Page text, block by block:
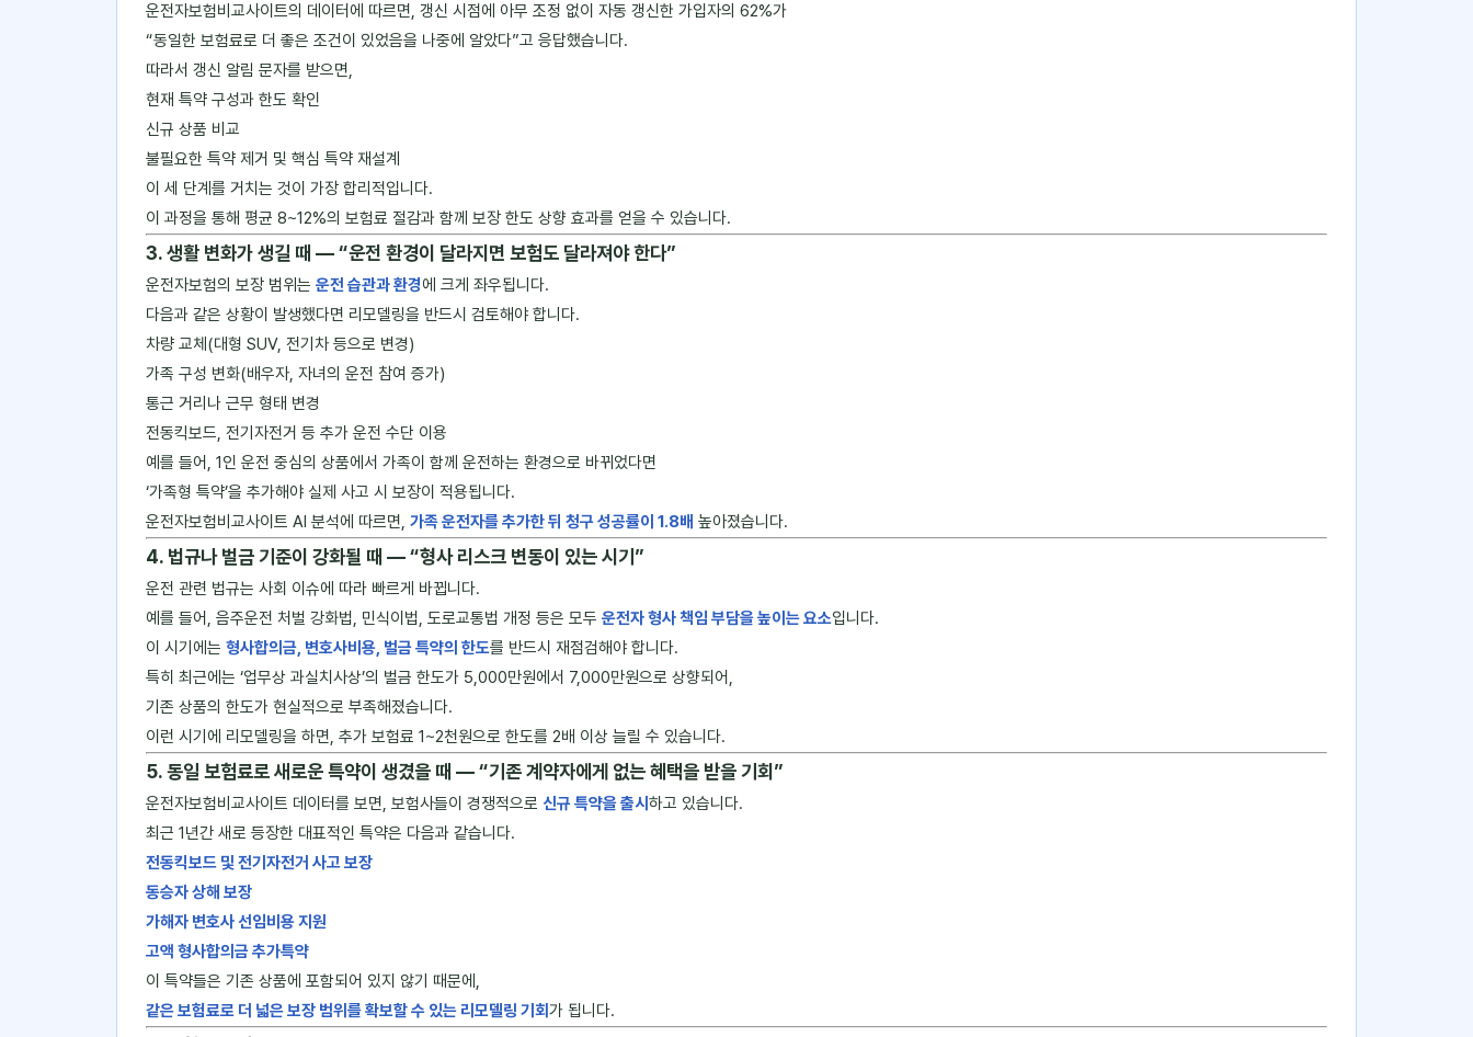
운전자보험비교사이트의 데이터에 따르면, 갱신 시점에 아무 조정 없이 자동 갱신한 가입자의 62%가
“동일한 보험료로 더 좋은 조건이 있었음을 나중에 알았다”고 응답했습니다.
따라서 갱신 알림 문자를 받으면,
현재 특약 구성과 한도 확인
신규 상품 비교
불필요한 특약 제거 및 핵심 특약 재설계
이 세 단계를 거치는 것이 가장 합리적입니다.
이 과정을 통해 평균 8~12%의 보험료 절감과 함께 보장 한도 상향 효과를 얻을 수 있습니다.
3. 생활 변화가 생길 때 ― “운전 환경이 달라지면 보험도 달라져야 한다”
운전자보험의 보장 범위는 운전 습관과 환경에 크게 좌우됩니다.
다음과 같은 상황이 발생했다면 리모델링을 반드시 검토해야 합니다.
차량 교체(대형 SUV, 전기차 등으로 변경)
가족 구성 변화(배우자, 자녀의 운전 참여 증가)
통근 거리나 근무 형태 변경
전동킥보드, 전기자전거 등 추가 운전 수단 이용
예를 들어, 1인 운전 중심의 상품에서 가족이 함께 운전하는 환경으로 바뀌었다면
‘가족형 특약’을 추가해야 실제 사고 시 보장이 적용됩니다.
운전자보험비교사이트 AI 분석에 따르면, 가족 운전자를 추가한 뒤 청구 성공률이 1.8배 높아졌습니다.
4. 법규나 벌금 기준이 강화될 때 ― “형사 리스크 변동이 있는 시기”
운전 관련 법규는 사회 이슈에 따라 빠르게 바뀝니다.
예를 들어, 음주운전 처벌 강화법, 민식이법, 도로교통법 개정 등은 모두 운전자 형사 책임 부담을 높이는 요소입니다.
이 시기에는 형사합의금, 변호사비용, 벌금 특약의 한도를 반드시 재점검해야 합니다.
특히 최근에는 ‘업무상 과실치사상’의 벌금 한도가 5,000만원에서 7,000만원으로 상향되어,
기존 상품의 한도가 현실적으로 부족해졌습니다.
이런 시기에 리모델링을 하면, 추가 보험료 1~2천원으로 한도를 2배 이상 늘릴 수 있습니다.
5. 동일 보험료로 새로운 특약이 생겼을 때 ― “기존 계약자에게 없는 혜택을 받을 기회”
운전자보험비교사이트 데이터를 보면, 보험사들이 경쟁적으로 신규 특약을 출시 하고 있습니다.
최근 1년간 새로 등장한 대표적인 특약은 다음과 같습니다.
전동킥보드 및 전기자전거 사고 보장
동승자 상해 보장
가해자 변호사 선임비용 지원
고액 형사합의금 추가특약
이 특약들은 기존 상품에 포함되어 있지 않기 때문에,
같은 보험료로 더 넓은 보장 범위를 확보할 수 있는 리모델링 기회가 됩니다.